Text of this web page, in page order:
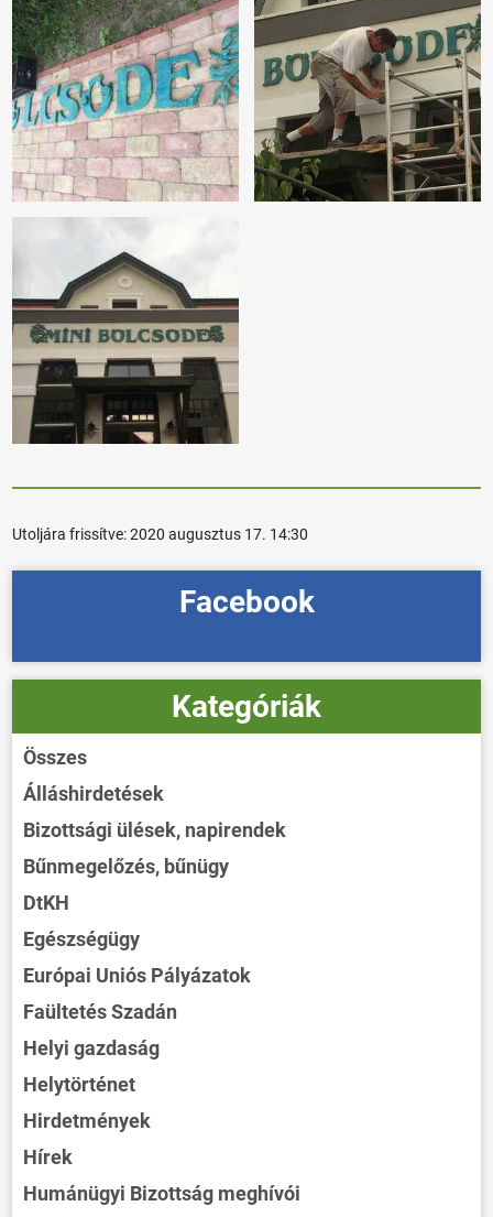
Utoljára frissítve:2020 augusztus 17. 14:30
Facebook
Kategóriák
Összes
Álláshirdetések
Bizottsági ülések, napirendek
Bűnmegelőzés, bűnügy
DtKH
Egészségügy
Európai Uniós Pályázatok
Faültetés Szadán
Helyi gazdaság
Helytörténet
Hirdetmények
Hírek
Humánügyi Bizottság meghívói